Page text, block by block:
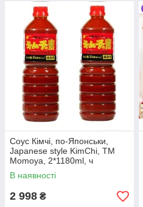
Соус Кімчі, по-Японськи,
Japanese style KimChi, TM
Momoya, 2*1180ml, ч
В наявності
2 998 ₴